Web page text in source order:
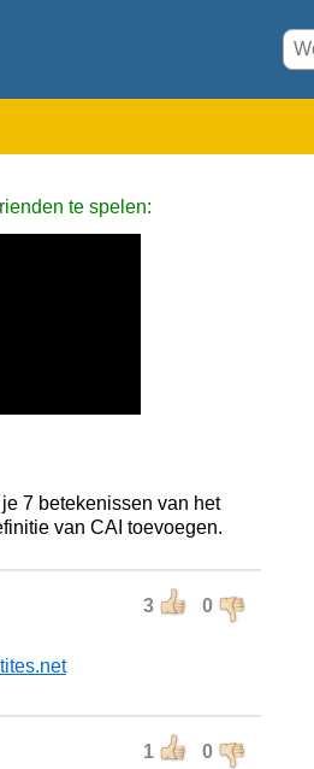
te spelen:
7 betekenissen van het
van CAI toevoegen.
3 0
1 0